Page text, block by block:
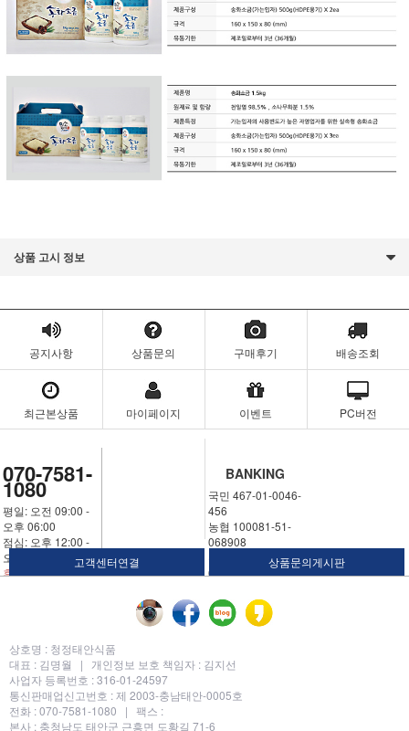
상품 고시 정보
공지사항 상품문의 구매후기 배송조회
최근본상품 마이페이지 이벤트 PC버전
070-7581-
1080
평일: 오전 09:00 -
오후 06:00
점심: 오후 12:00 -
오후 01:00
휴일: 토요일,일요
BANKING
국민 467-01-0046-
456
농협 100081-51-
068908
우체국 311324-02-
030250
고객센터연결 상품문의게시판
상호명 : 청정태안식품
대표 : 김명월 | 개인정보 보호 책임자 : 김지선
사업자 등록번호 :316-01-24597
통신판매업신고번호 :제 2003-충남태안-0005호
전화 :070-7581-1080 | 팩스 :
본사 : 충청남도 태안군 근흥면 도황길 71-6